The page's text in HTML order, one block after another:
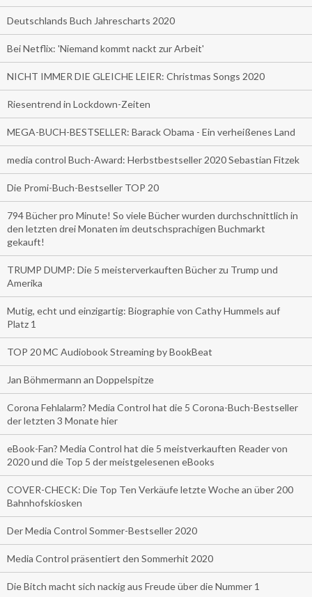
Deutschlands Buch Jahrescharts 2020
Bei Netflix: 'Niemand kommt nackt zur Arbeit'
NICHT IMMER DIE GLEICHE LEIER: Christmas Songs 2020
Riesentrend in Lockdown-Zeiten
MEGA-BUCH-BESTSELLER: Barack Obama - Ein verheißenes Land
media control Buch-Award: Herbstbestseller 2020 Sebastian Fitzek
Die Promi-Buch-Bestseller TOP 20
794 Bücher pro Minute! So viele Bücher wurden durchschnittlich in
den letzten drei Monaten im deutschsprachigen Buchmarkt
gekauft!
TRUMP DUMP: Die 5 meisterverkauften Bücher zu Trump und
Amerika
Mutig, echt und einzigartig: Biographie von Cathy Hummels auf
Platz 1
TOP 20 MC Audiobook Streaming by BookBeat
Jan Böhmermann an Doppelspitze
Corona Fehlalarm? Media Control hat die 5 Corona-Buch-Bestseller
der letzten 3 Monate hier
eBook-Fan? Media Control hat die 5 meistverkauften Reader von
2020 und die Top 5 der meistgelesenen eBooks
COVER-CHECK: Die Top Ten Verkäufe letzte Woche an über 200
Bahnhofskiosken
Der Media Control Sommer-Bestseller 2020
Media Control präsentiert den Sommerhit 2020
Die Bitch macht sich nackig aus Freude über die Nummer 1